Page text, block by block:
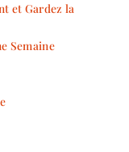
et Gardez la
Semaine